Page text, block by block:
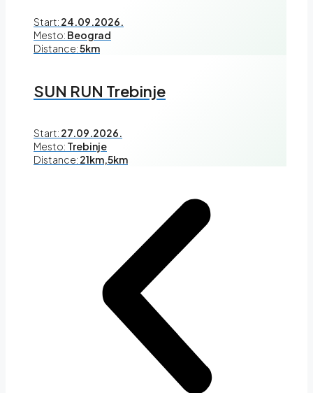
Start: 24.09.2026.
Mesto: Beograd
Distance:5km
SUN RUN Trebinje
Start: 27.09.2026.
Mesto: Trebinje
Distance: 21km,5km